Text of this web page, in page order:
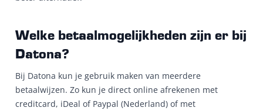
Welke betaalmogelijkheden zijn er bij
Datona?
Bij Datona kun je gebruik maken van meerdere
betaalwijzen. Zo kun je direct online afrekenen met
creditcard, iDeal of Paypal (Nederland) of met